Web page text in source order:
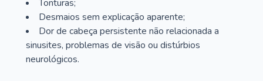
Tonturas;
Desmaios sem explicação aparente;
Dor de cabeça persistente não relacionada a
sinusites, problemas de visão ou distúrbios
neurológicos.